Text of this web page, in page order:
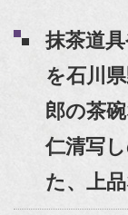
抹茶道
を石川
郎の茶
仁清写
た、上